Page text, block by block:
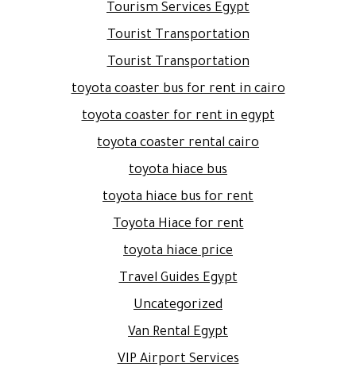
Tourism Services Egypt
Tourist Transportation
Tourist Transportation
toyota coaster bus for rent in cairo
toyota coaster for rent in egypt
toyota coaster rental cairo
toyota hiace bus
toyota hiace bus for rent
Toyota Hiace for rent
toyota hiace price
Travel Guides Egypt
Uncategorized
Van Rental Egypt
VIP Airport Services